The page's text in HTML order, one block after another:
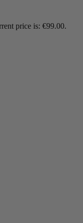
price is: €99.00.